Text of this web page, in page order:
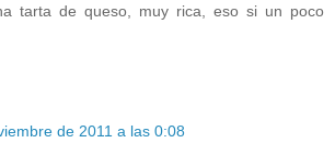
tarta de queso, muy rica, eso si un poco
de 2011 a las 0:08